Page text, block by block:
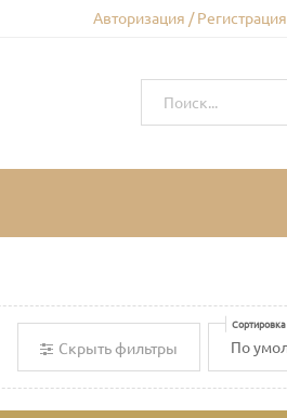
Авторизация / Регистрация
Скрыть фильтры
Сортировка